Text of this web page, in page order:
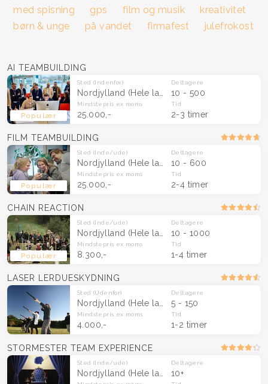
med spisning
gps film og musik
kreativitet
børn & unge
på vandet firmafest julefrokost
Populær
AI TEAMBUILDING
Sted (Indenfor)
Nordjylland (Hele landet)
Deltagere
10 - 500
Mindstepris ex moms
25.000,-
Tid
2-3 timer
Populær
FILM TEAMBUILDING
Sted (Inde/ude)
Nordjylland (Hele landet)
Deltagere
10 - 600
Mindstepris ex moms
25.000,-
Tid
2-4 timer
Populær
CHAIN REACTION
Sted (Inde/ude)
Nordjylland (Hele landet)
Deltagere
10 - 1000
Mindstepris ex moms
8.300,-
Tid
1-4 timer
LASER LERDUESKYDNING
Sted (Udenfor)
Nordjylland (Hele landet)
Deltagere
5 - 150
Mindstepris ex moms
4.000,-
Tid
1-2 timer
STORMESTER TEAM EXPERIENCE
Sted (Inde/ude)
Nordjylland (Hele landet)
Deltagere
10+